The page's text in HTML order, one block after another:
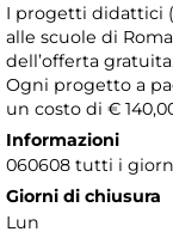
I progetti didattici
alle scuole di
dell’offerta
Ogni progetto a
un costo di €
Informazioni
060608 tutti i
Giorni di chiusura
Lun